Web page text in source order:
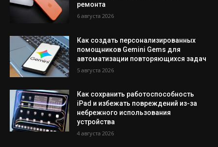
ремонта
6 августа 2026
Как создать персонализированных
помощников Gemini Gems для
автоматизации повторяющихся задач
5 августа 2026
Как сохранить работоспособность
iPad и избежать повреждений из-за
небрежного использования
устройства
4 августа 2026